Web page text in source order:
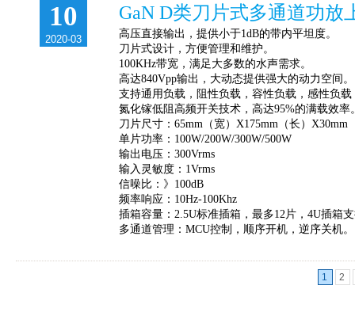
10
2020-03
GaN D类刀片式多通道功放
高压直接输出，提供小于1dB的带内平坦度。
刀片式设计，方便管理和维护。
100KHz带宽，满足大多数的水声需求。
高达840Vpp输出，大动态提供强大的动力空间。
支持通用负载，阻性负载，容性负载，感性负
氮化镓低阻高频开关技术，高达95%的满载效率
刀片尺寸：65mm（宽）X175mm（长）X30mm
单片功率：100W/200W/300W/500W
输出电压：300Vrms
输入灵敏度：1Vrms
信噪比：》100dB
频率响应：10Hz-100Khz
插箱容量：2.5U标准插箱，最多12片，4U插箱
多通道管理：MCU控制，顺序开机，逆序关机。
1 2